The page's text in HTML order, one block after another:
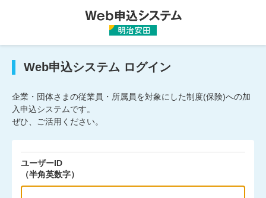
Web申込システム ログイン
企業・団体さまの従業員・所属員を対象にした制度(保険)への加
入申込システムです。
ぜひ、ご活用ください。
ユーザーID
（半角英数字）